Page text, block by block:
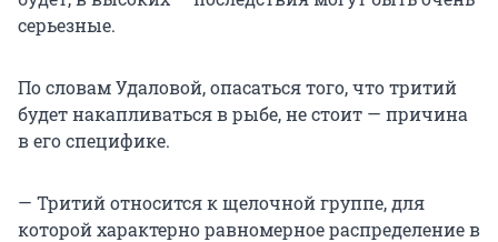
серьезные.
По словам Удаловой, опасаться того, что тритий
будет накапливаться в рыбе, не стоит — причина
в его специфике.
— Тритий относится к щелочной группе, для
которой характерно равномерное распределение в